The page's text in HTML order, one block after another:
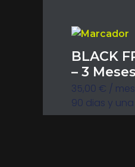
BLACK
– 3
35,00 € /
90 dias y